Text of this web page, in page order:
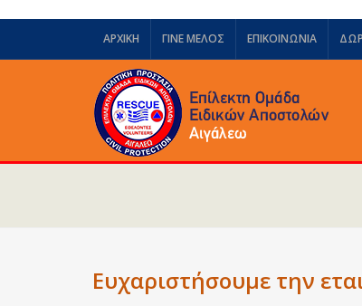
ΑΡΧΙΚΗ ΓΙΝΕ ΜΕΛΟΣ ΕΠΙΚΟΙΝΩΝΙΑ
Ευχαριστήσουμε την